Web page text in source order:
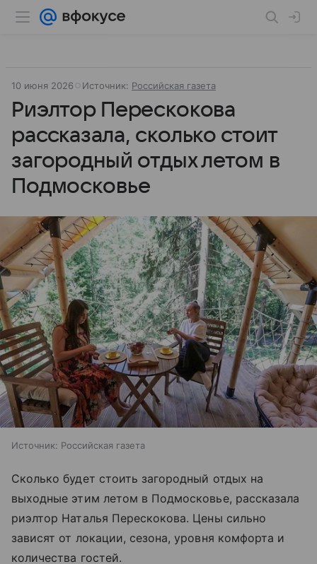
10 июня 2026 Источник: Российская газета
Риэлтор Перескокова
рассказала, сколько стоит
загородный отдых летом в
Подмосковье
Источник: Российская газета
Сколько будет стоить загородный отдых на
выходные этим летом в Подмосковье, рассказала
риэлтор Наталья Перескокова. Цены сильно
зависят от локации, сезона, уровня комфорта и
количества гостей.